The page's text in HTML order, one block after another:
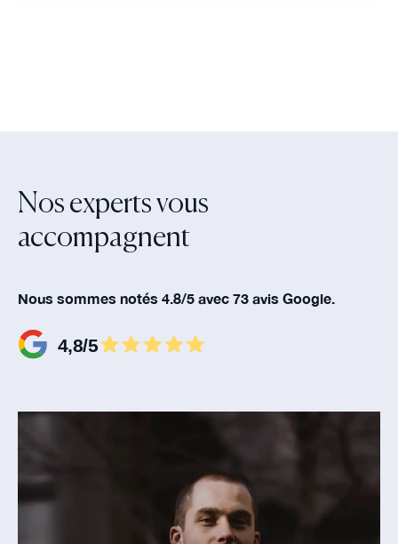
Nos experts vous
accompagnent‍
Nous sommes notés 4.8/5 avec 73 avis Google.